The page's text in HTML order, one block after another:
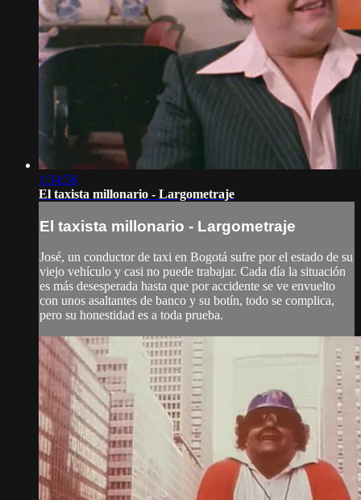
1:34:58
El taxista millonario - Largometraje
El taxista millonario - Largometraje
José, un conductor de taxi en Bogotá sufre por el estado de su
viejo vehículo y casi no puede trabajar. Cada día la situación
es más desesperada hasta que por accidente se ve envuelto
con unos asaltantes de banco y su botín, todo se complica,
pero su honestidad es a toda prueba.